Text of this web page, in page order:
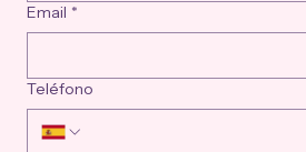
Email *
Teléfono